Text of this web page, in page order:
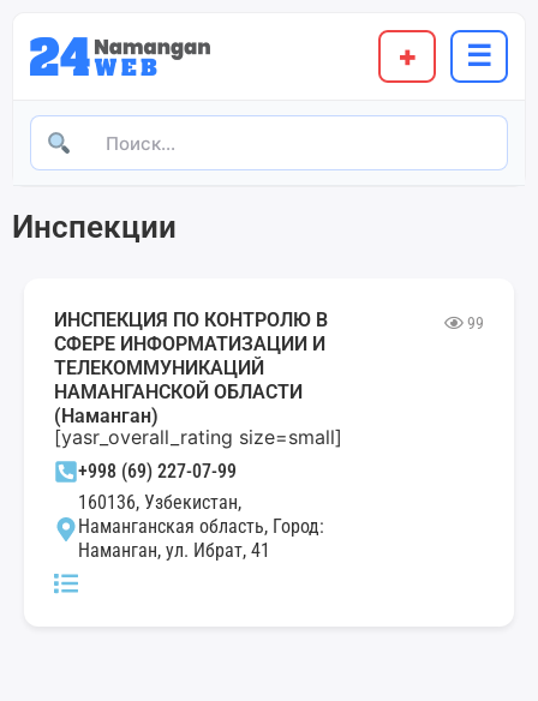
+ ☰
Инспекции
ИНСПЕКЦИЯ ПО КОНТРОЛЮ В
СФЕРЕ ИНФОРМАТИЗАЦИИ И
ТЕЛЕКОММУНИКАЦИЙ
НАМАНГАНСКОЙ ОБЛАСТИ
(Наманган)
99
[yasr_overall_rating size=small]
+998 (69) 227-07-99
160136, Узбекистан,
Наманганская область, Город:
Наманган, ул. Ибрат, 41